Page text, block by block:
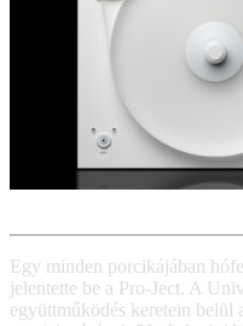
Egy minden porcikájában
jelentette be a Pro-Ject. A
együttműködés keretein belül